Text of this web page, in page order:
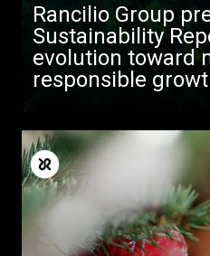
Rancilio Group
Sustainability
evolution toward
responsible
Productos
Noticias
Más